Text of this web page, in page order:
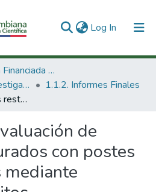
Log In (current)
1. Investigación Financiada con Recursos Públicos
1.1 Productos de investigación
1.1.2. Informes Finales
Evaluación de dientes restaurados con postes prefabricados mediante elementos finitos.
de
con postes
mediante